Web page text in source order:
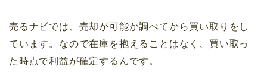
売るナビでは、売却が可能か調べてから買い取りをし
ています。なので在庫を抱えることはなく、買い取っ
た時点で利益が確定するんです。